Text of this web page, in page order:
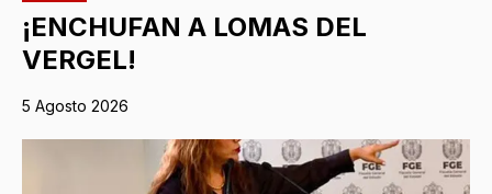
¡ENCHUFAN A LOMAS DEL
VERGEL!
5 Agosto 2026